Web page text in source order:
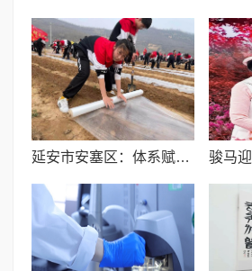
延安市安塞区：体系赋能映初心 志愿服务惠民生